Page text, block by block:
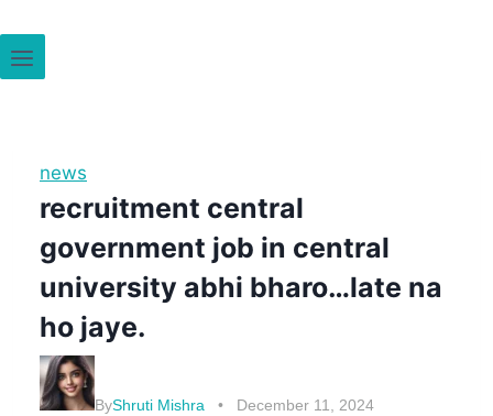
news
recruitment central
government job in central
university abhi bharo…late na
ho jaye.
ByShruti Mishra December 11, 2024